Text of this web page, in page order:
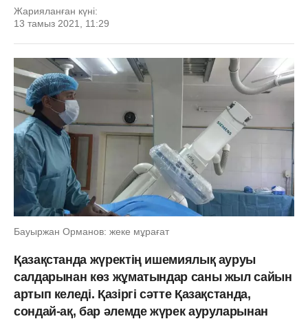
Жарияланған күні:
13 тамыз 2021, 11:29
Бауыржан Орманов: жеке мұрағат
Қазақстанда жүректің ишемиялық ауруы
салдарынан көз жұматындар саны жыл сайын
артып келеді. Қазіргі сәтте Қазақстанда,
сондай-ақ, бар әлемде жүрек ауруларынан